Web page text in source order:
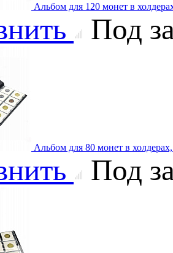
Альбом для 120 монет в
Под
Альбом для 80 монет в
Под